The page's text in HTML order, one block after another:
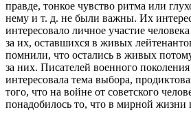
правде, тонкое чувство ритма или
нему и т. д. не были важны. Их
интересовало личное участие
за их, оставшихся в живых
помнили, что остались в живых
за них. Писателей военного
интересовала тема выбора,
того, что на войне от советского
понадобилось то, что в мирной жизни